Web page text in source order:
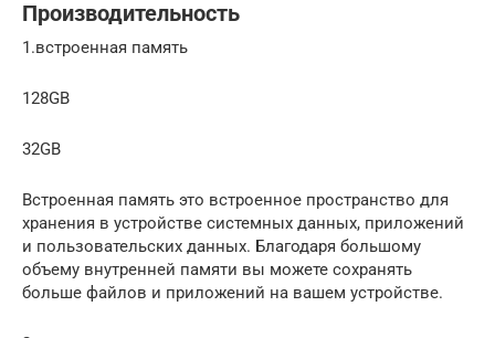
Производительность
1.встроенная память
128GB
32GB
Встроенная память это встроенное пространство для
хранения в устройстве системных данных, приложений
и пользовательских данных. Благодаря большому
объему внутренней памяти вы можете сохранять
больше файлов и приложений на вашем устройстве.